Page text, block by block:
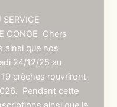
SERVICE
CONGE Chers
ainsi que nos
24/12/25 au
crèches rouvriront
Pendant cette